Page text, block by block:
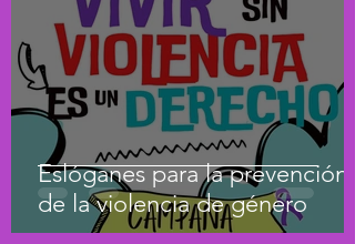
Eslóganes para la prevención
de la violencia de género